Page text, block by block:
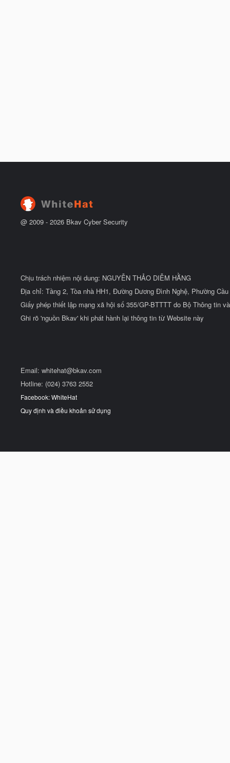
@ 2009 - 2026 Bkav Cyber Security
Chịu trách nhiệm nội dung: NGUYỄN THẢO DIỄM HẰNG
Địa chỉ: Tầng 2, Tòa nhà HH1, Đường Dương Đình Nghệ, Phường
Giấy phép thiết lập mạng xã hội số 355/GP-BTTTT do Bộ Thông tin
Ghi rõ 'nguồn Bkav' khi phát hành lại thông tin từ Website này
Email: whitehat@bkav.com
Hotline: (024) 3763 2552
Facebook: WhiteHat
Quy định và điều khoản sử dụng